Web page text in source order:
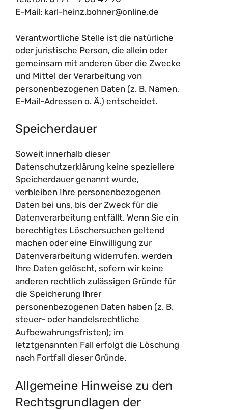
E-Mail: karl-heinz.bohner@online.de
Verantwortliche Stelle ist die natürliche
oder juristische Person, die allein oder
gemeinsam mit anderen über die Zwecke
und Mittel der Verarbeitung von
personenbezogenen Daten (z. B. Namen,
E-Mail-Adressen o. Ä.) entscheidet.
Speicherdauer
Soweit innerhalb dieser
Datenschutzerklärung keine speziellere
Speicherdauer genannt wurde,
verbleiben Ihre personenbezogenen
Daten bei uns, bis der Zweck für die
Datenverarbeitung entfällt. Wenn Sie ein
berechtigtes Löschersuchen geltend
machen oder eine Einwilligung zur
Datenverarbeitung widerrufen, werden
Ihre Daten gelöscht, sofern wir keine
anderen rechtlich zulässigen Gründe für
die Speicherung Ihrer
personenbezogenen Daten haben (z. B.
steuer- oder handelsrechtliche
Aufbewahrungsfristen); im
letztgenannten Fall erfolgt die Löschung
nach Fortfall dieser Gründe.
Allgemeine Hinweise zu den
Rechtsgrundlagen der